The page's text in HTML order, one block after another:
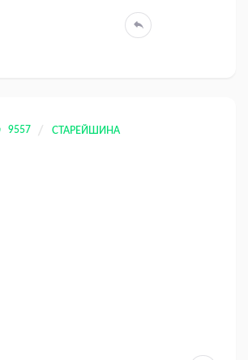
9557 СТАРЕЙШИНА